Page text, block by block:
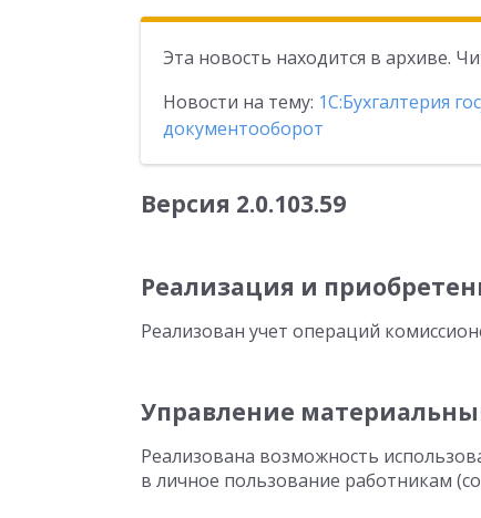
Эта новость находится в архиве.
Новости на тему: 1С:Бухгалтерия
документооборот
Версия 2.0.103.59
Реализация и
Реализован учет операций
Управление
Реализована возможность
в личное пользование работникам